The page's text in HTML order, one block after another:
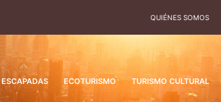
QUIÉNES SOMOS
ESCAPADAS ECOTURISMO TURISMO CULTURAL